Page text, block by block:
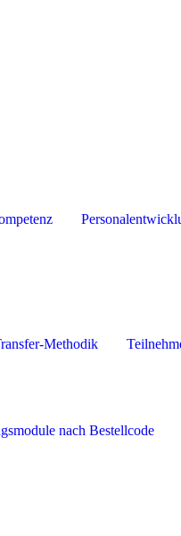
Methodik
nach Bestellcode